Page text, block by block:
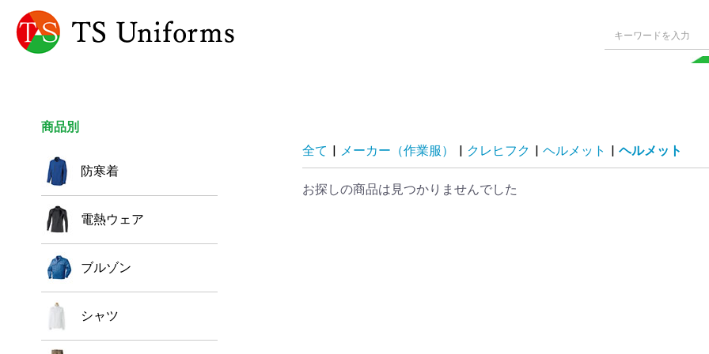
商品別
防寒着
電熱ウェア
ブルゾン
シャツ
全て | メーカー（作業服） | クレヒフク | ヘルメット | ヘルメット
お探しの商品は見つかりませんでした